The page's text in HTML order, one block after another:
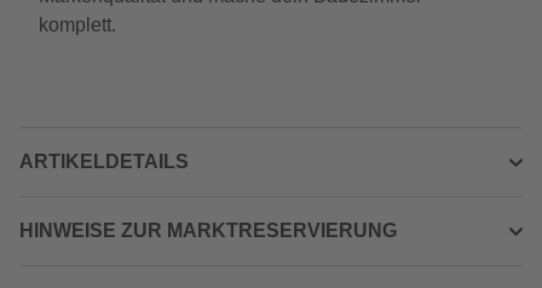
komplett.
ARTIKELDETAILS
HINWEISE ZUR MARKTRESERVIERUNG